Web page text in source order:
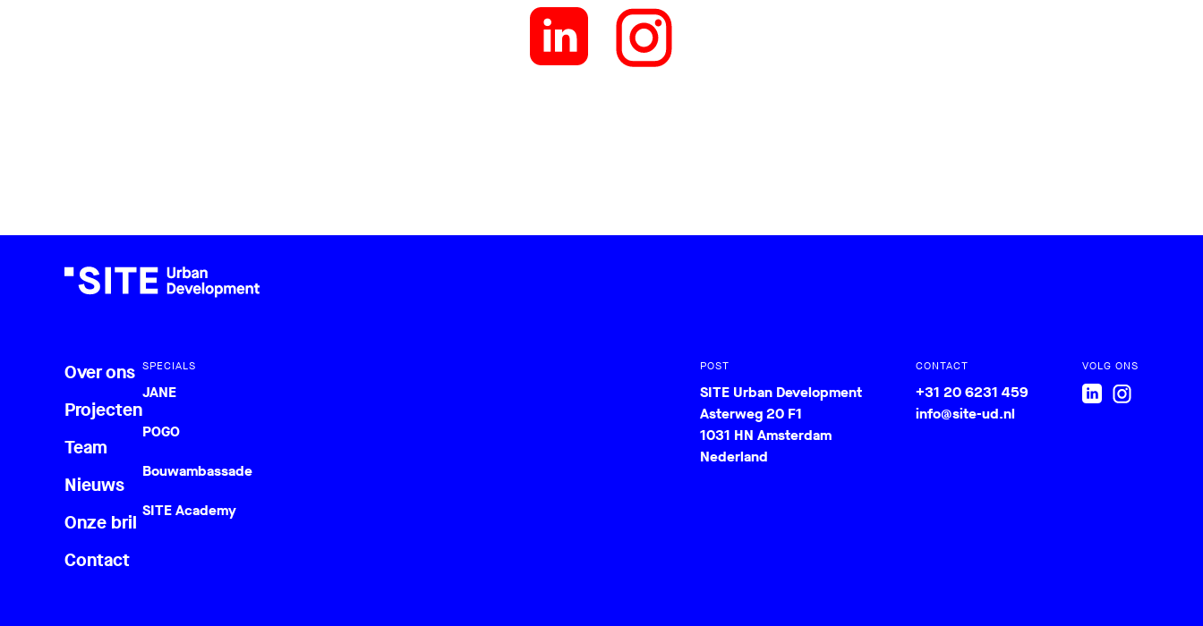
Over ons
Projecten
Team
Nieuws
Onze bril
Contact
SPECIALS
JANE
POGO
Bouwambassade
SITE Academy
POST
SITE Urban Development
Asterweg 20 F1
1031 HN Amsterdam
Nederland
CONTACT
+31 20 6231 459
info@site-ud.nl
VOLG ONS